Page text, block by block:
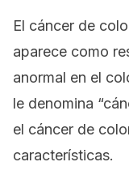
El cáncer de
aparece como
anormal en el
le denomina
el cáncer de
características.